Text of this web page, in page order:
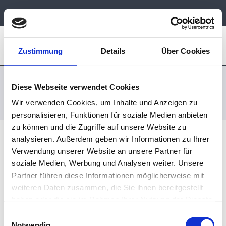
Zustimmung Details Über Cookies
Diese Webseite verwendet Cookies
Wir verwenden Cookies, um Inhalte und Anzeigen zu
personalisieren, Funktionen für soziale Medien anbieten
zu können und die Zugriffe auf unsere Website zu
analysieren. Außerdem geben wir Informationen zu Ihrer
Verwendung unserer Website an unsere Partner für
soziale Medien, Werbung und Analysen weiter. Unsere
Partner führen diese Informationen möglicherweise mit
weiteren Daten zusammen, die Sie ihnen bereitgestellt
VERKEHRSREGELN
Taxi Heinzig - Bahnhofstraße 6 - 06502 Thale>Verkehrsregeln
Änderung der Verkehrsregeln
Lorem ipsum dolor sit amet, consetetur sadipscing elitr,